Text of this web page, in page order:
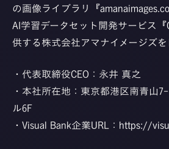
の画像ライブラリ『
AI学習データセット開発サービス
供する株式会社アマナイメージズを
・代表取締役CEO：永井 真之
・本社所在地：東京都港区南青山
ル6F
・Visual Bank企業URL： https://